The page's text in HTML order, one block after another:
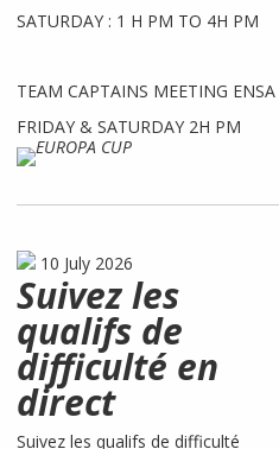
SATURDAY : 1 H PM TO 4H PM
TEAM CAPTAINS MEETING ENSA
FRIDAY & SATURDAY 2H PM
10 July 2026
Suivez les
qualifs de
difficulté en
direct
Suivez les qualifs de difficulté